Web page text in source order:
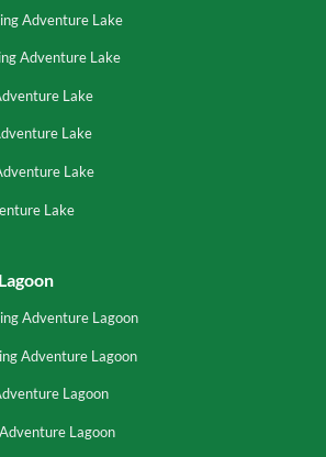
Adventure Lake
Adventure Lake
Lake
Lake
Lake
Lake
Adventure Lagoon
Adventure Lagoon
Lagoon
Lagoon